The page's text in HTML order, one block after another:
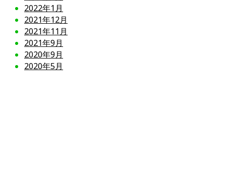
2022年1月
2021年12月
2021年11月
2021年9月
2020年9月
2020年5月